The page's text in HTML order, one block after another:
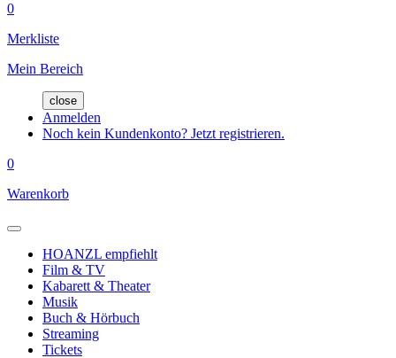
0
Merkliste
Mein Bereich
close
Anmelden
Noch kein Kundenkonto? Jetzt registrieren.
0
Warenkorb
HOANZL empfiehlt
Film & TV
Kabarett & Theater
Musik
Buch & Hörbuch
Streaming
Tickets